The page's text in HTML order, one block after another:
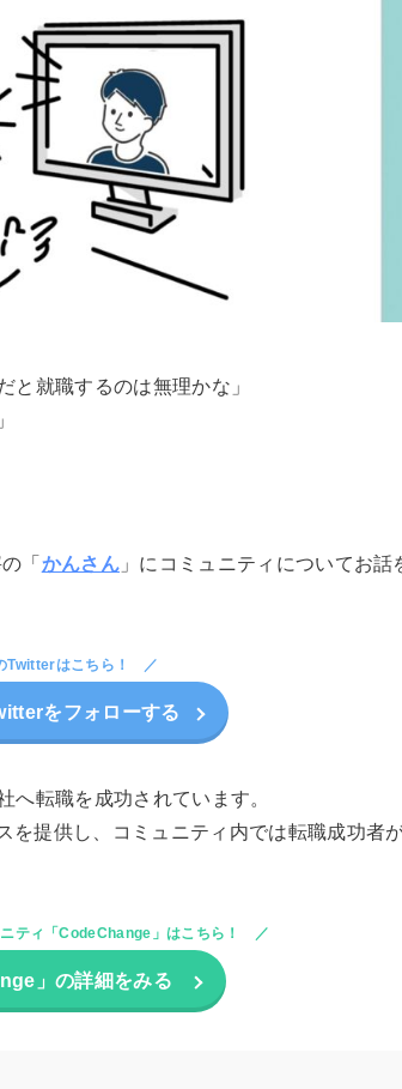
と就職するのは無理かな」
「 かんさん」にコミュニティについてお話
Twitterはこちら！
をフォローする
へ転職を成功されています。
を提供し、コミュニティ内では転職成功者
ティ「CodeChange」はこちら！
」の詳細をみる